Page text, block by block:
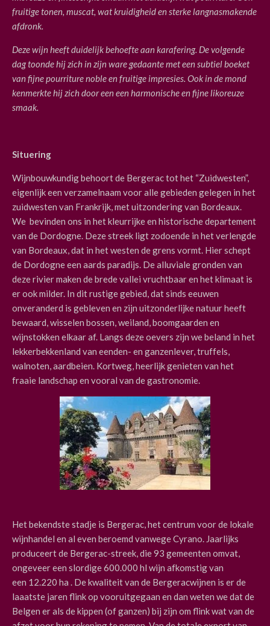
fruitige tonen, muscat, wat kruidigheid en sterke langnasmakende
afdronk.
Deze wijn heeft duidelijk behoefte aan karafering. De volgende
dag toonde hij zich in zijn ware gedaante met een subtiel boeket
van fijne pourriture noble en fruitige impresies. Ook in de mond
kenmerkte hij zich door een een harmonische en fijne likoreuze
smaak.
Situering
Wijnbouwkundig behoort de Bergerac tot het “Zuidwesten”,
eigenlijk een verzamelnaam voor alle gebieden gelegen in het
zuidwesten van Frankrijk, met uitzondering van Bordeaux.
We bevinden ons in het kleurrijke en historische departement
van de Dordogne. Deze streek ligt zodoende in het verlengde
van Bordeaux, dat in het westen de grens vormt. Hier schept
de Dordogne een aards paradijs. De alluviale gronden van
deze rivier maken de brede vallei vruchtbaar en het klimaat is
er ook milder. In dit rustige gebied, dat sinds eeuwen
onveranderd is gebleven en zijn uitzonderlijke natuur heeft
bewaard, wisselen bossen, weiland, boomgaarden en
wijnstokken elkaar af. Langs deze oevers zijn we beland in het
lekkerbekkenland van eenden- en ganzenlever, truffels,
walnoten, aardbeien. Kortweg, heerlijk genieten van het
fraaie landschap en vooral van de gastronomie.
Het bekendste stadje is Bergerac, het centrum voor de lokale
wijnhandel en al even beroemd vanwege Cyrano. Jaarlijks
produceert de Bergerac-streek, die 93 gemeenten omvat,
ongeveer een slordige 600.000 hl wijn afkomstig van
een 12.220 ha . De kwaliteit van de Bergeracwijnen is er de
laaatste jaren flink op vooruitgegaan en dan weten we dat de
Belgen er als de kippen (of ganzen) bij zijn om flink wat van de